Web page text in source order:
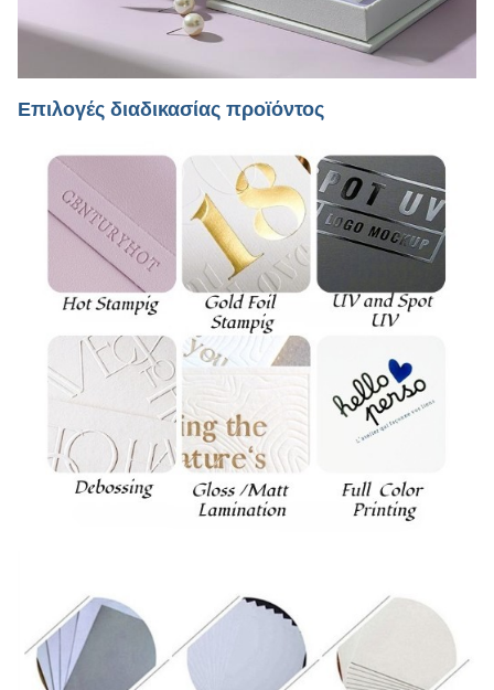
Επιλογές διαδικασίας προϊόντος